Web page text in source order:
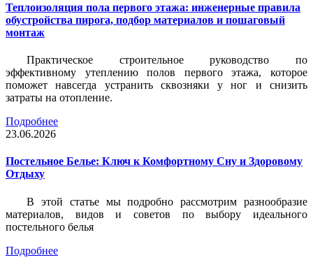
Теплоизоляция пола первого этажа: инженерные правила
обустройства пирога, подбор материалов и пошаговый
монтаж
Практическое строительное руководство по
эффективному утеплению полов первого этажа, которое
поможет навсегда устранить сквозняки у ног и снизить
затраты на отопление.
Подробнее
23.06.2026
Постельное Белье: Ключ к Комфортному Сну и Здоровому
Отдыху
В этой статье мы подробно рассмотрим разнообразие
материалов, видов и советов по выбору идеального
постельного белья
Подробнее